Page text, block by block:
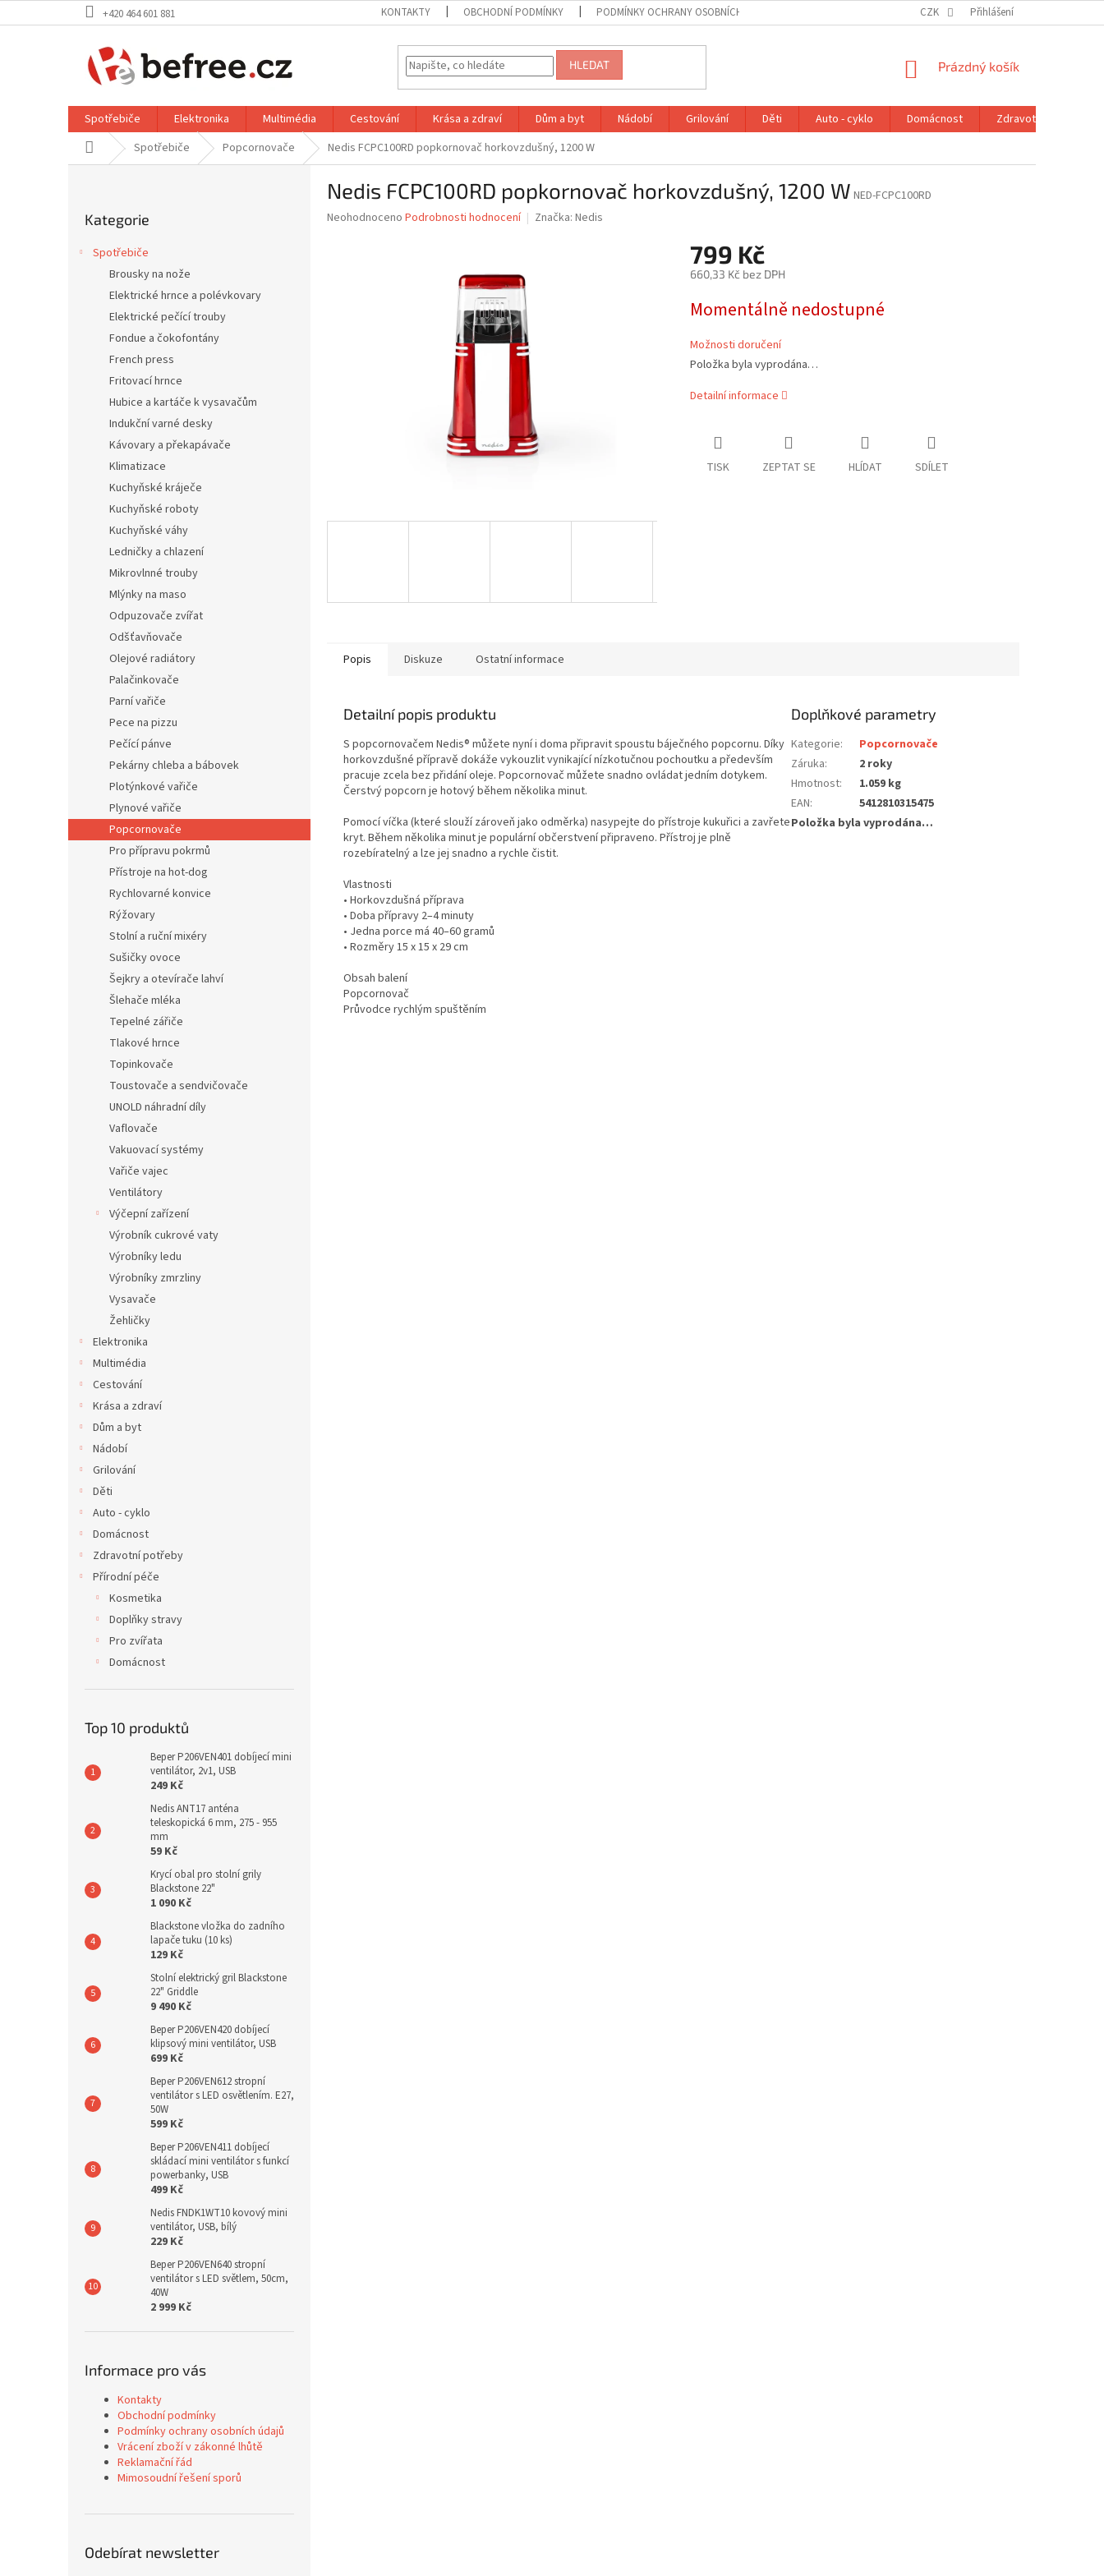
na
+420 464 601 881 KONTAKTY OBCHODNÍ PODMÍNKY PODMÍNKY OCHRANY OSOBNÍCH ÚDAJŮ VRÁCENÍ ZBOŽÍ V ZÁKONNÉ LHŮTĚ REKLAMAČNÍ ŘÁD
CZK Přihlášení
HLEDAT
NÁKUPNÍ
Prázdný košík
Spotřebiče Elektronika Multimédia Cestování Krása a zdraví Dům a byt Nádobí Grilování Děti Auto - cyklo Domácnost
Zdravotní potřeby
Domů Spotřebiče Popcornovače Nedis FCPC100RD popkornovač horkovzdušný, 1200 W
kategorie
Kategorie
Spotřebiče
Brousky na nože
Elektrické hrnce a polévkovary
Elektrické pečící trouby
Fondue a čokofontány
French press
Fritovací hrnce
Hubice a kartáče k vysavačům
Indukční varné desky
Kávovary a překapávače
Klimatizace
Kuchyňské kráječe
Kuchyňské roboty
Kuchyňské váhy
Ledničky a chlazení
Mikrovlnné trouby
Mlýnky na maso
Odpuzovače zvířat
Odšťavňovače
Olejové radiátory
Palačinkovače
Parní vařiče
Pece na pizzu
Pečící pánve
Pekárny chleba a bábovek
Plotýnkové vařiče
Plynové vařiče
Popcornovače
Pro přípravu pokrmů
Přístroje na hot-dog
Rychlovarné konvice
Rýžovary
Stolní a ruční mixéry
Sušičky ovoce
Šejkry a otevírače lahví
Šlehače mléka
Tepelné zářiče
Tlakové hrnce
Topinkovače
Toustovače a sendvičovače
UNOLD náhradní díly
Vaflovače
Vakuovací systémy
Vařiče vajec
Ventilátory
Výčepní zařízení
Výrobník cukrové vaty
Výrobníky ledu
Výrobníky zmrzliny
Vysavače
Žehličky
Elektronika
Multimédia
Cestování
Krása a zdraví
Dům a byt
Nádobí
Grilování
Děti
Auto - cyklo
Domácnost
Zdravotní potřeby
Přírodní péče
Kosmetika
Doplňky stravy
Pro zvířata
Domácnost
Top 10 produktů
Beper P206VEN401 dobíjecí mini
ventilátor, 2v1, USB
249 Kč
Nedis ANT17 anténa
teleskopická 6 mm, 275 - 955
mm
59 Kč
Krycí obal pro stolní grily
Blackstone 22"
1 090 Kč
Blackstone vložka do zadního
lapače tuku (10 ks)
129 Kč
Stolní elektrický gril Blackstone
22" Griddle
9 490 Kč
Beper P206VEN420 dobíjecí
klipsový mini ventilátor, USB
699 Kč
Beper P206VEN612 stropní
ventilátor s LED osvětlením. E27,
50W
599 Kč
Beper P206VEN411 dobíjecí
skládací mini ventilátor s funkcí
powerbanky, USB
499 Kč
Nedis FNDK1WT10 kovový mini
ventilátor, USB, bílý
229 Kč
Beper P206VEN640 stropní
ventilátor s LED světlem, 50cm,
40W
2 999 Kč
Informace pro vás
Kontakty
Obchodní podmínky
Podmínky ochrany osobních údajů
Vrácení zboží v zákonné lhůtě
Reklamační řád
Mimosoudní řešení sporů
Odebírat newsletter
Nedis FCPC100RD popkornovač horkovzdušný, 1200 W NED-FCPC100RD
Průměrné
Neohodnoceno Podrobnosti hodnocení Značka: Nedis
799 Kč
660,33 Kč bez DPH
cena:
Momentálně nedostupné
Možnosti doručení
Položka byla vyprodána…
Detailní informace
TISK ZEPTAT SE HLÍDAT SDÍLET
Popis Diskuze Ostatní informace
Detailní popis produktu
S popcornovačem Nedis® můžete nyní i doma připravit spoustu báječného popcornu. Díky
horkovzdušné přípravě dokáže vykouzlit vynikající nízkotučnou pochoutku a především
pracuje zcela bez přidání oleje. Popcornovač můžete snadno ovládat jedním dotykem.
Čerstvý popcorn je hotový během několika minut.
Pomocí víčka (které slouží zároveň jako odměrka) nasypejte do přístroje kukuřici a zavřete
kryt. Během několika minut je populární občerstvení připraveno. Přístroj je plně
rozebíratelný a lze jej snadno a rychle čistit.
Vlastnosti
• Horkovzdušná příprava
• Doba přípravy 2–4 minuty
• Jedna porce má 40–60 gramů
• Rozměry 15 x 15 x 29 cm
Obsah balení
Popcornovač
Průvodce rychlým spuštěním
Doplňkové parametry
Kategorie:
Popcornovače
Záruka:
2 roky
Hmotnost:
1.059 kg
EAN:
5412810315475
Položka byla vyprodána…